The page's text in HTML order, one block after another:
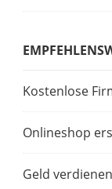
Kostenlose
Onlineshop
Geld